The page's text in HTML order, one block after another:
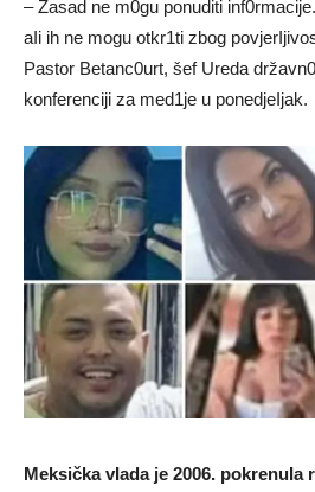
– Zasad ne m0gu ponuditi
aIi ih ne mogu otkr1ti zbog
Pastor Betanc0urt, šef Ureda
konferenciji za med1je u ponedjeIjak.
Meksička vIada je 2006. pokrenuIa